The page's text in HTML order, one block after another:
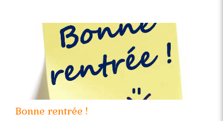
Bonne rentrée !